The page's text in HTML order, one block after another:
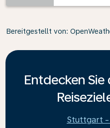
Bereitgestellt von:
Entdecken
Stuttgart -